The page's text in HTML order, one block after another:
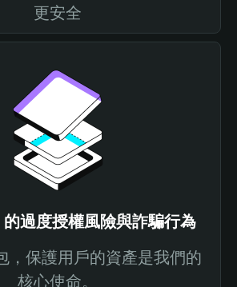
更安全
過度授權風險與詐騙行為
，保護用戶的資產是我們的
核心使命。